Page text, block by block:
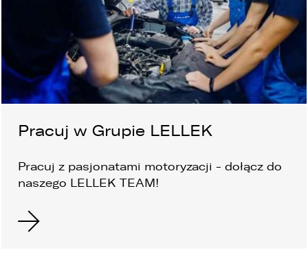
Pracuj w Grupie LELLEK
Pracuj z pasjonatami motoryzacji - dołącz do
naszego LELLEK TEAM!